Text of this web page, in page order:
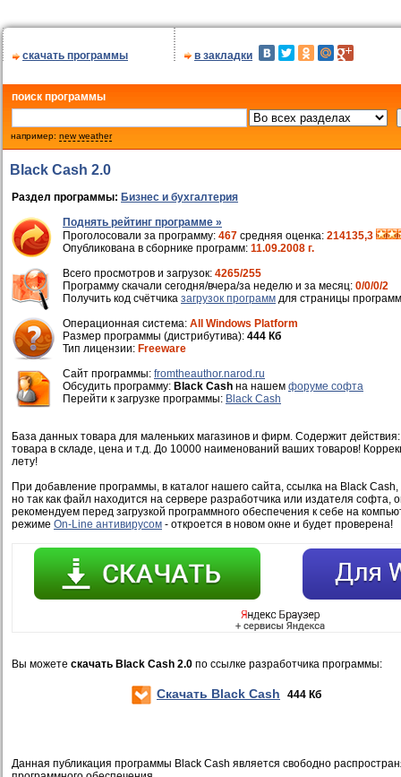
скачать программы в закладки
поиск программы
например: new weather
Black Cash 2.0
Раздел программы: Бизнес и бухгалтерия
Поднять рейтинг программе »
Проголосовали за программу: 467 средняя оценка: 214135,3
Опубликована в сборнике программ: 11.09.2008 г.
Всего просмотров и загрузок: 4265/255
Программу скачали сегодня/вчера/за неделю и за месяц: 0/0/0/2
Получить код счётчика загрузок программ для страницы
Операционная система: All Windows Platform
Размер программы (дистрибутива): 444 Кб
Тип лицензии: Freeware
Cайт программы: fromtheauthor.narod.ru
Обсудить программу: Black Cash на нашем форуме софта
Перейти к загрузке программы: Black Cash
База данных товара для маленьких магазинов и фирм. Содержит
товара в складе, цена и т.д. До 10000 наименований ваших товаров!
лету!
При добавление программы, в каталог нашего сайта, ссылка на Black
но так как файл находится на сервере разработчика или издателя
рекомендуем перед загрузкой программного обеспечения к себе на
режиме On-Line антивирусом - откроется в новом окне и будет проверена!
Вы можете скачать Black Cash 2.0 по ссылке разработчика программы:
Скачать Black Cash 444 Кб
Данная публикация программы Black Cash является свободно